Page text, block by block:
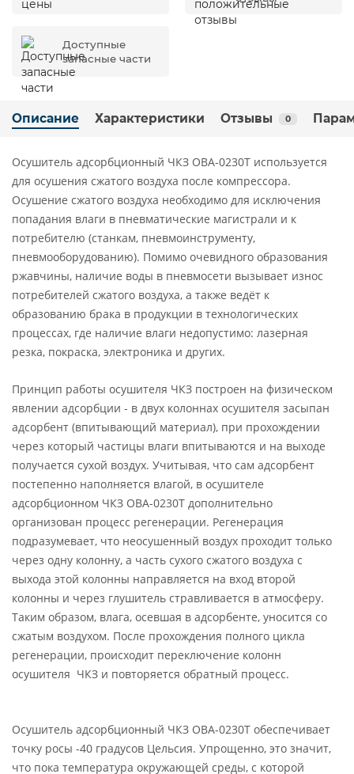
Доступные
запасные части
Описание Характеристики Отзывы 0
Осушитель адсорбционный ЧКЗ ОВА-0230Т используется
для осушения сжатого воздуха после компрессора.
Осушение сжатого воздуха необходимо для исключения
попадания влаги в пневматические магистрали и к
потребителю (станкам, пневмоинструменту,
пневмооборудованию). Помимо очевидного образования
ржавчины, наличие воды в пневмосети вызывает износ
потребителей сжатого воздуха, а также ведёт к
образованию брака в продукции в технологических
процессах, где наличие влаги недопустимо: лазерная
резка, покраска, электроника и других.
Принцип работы осушителя ЧКЗ построен на физическом
явлении адсорбции - в двух колоннах осушителя засыпан
адсорбент (впитывающий материал), при прохождении
через который частицы влаги впитываются и на выходе
получается сухой воздух. Учитывая, что сам адсорбент
постепенно наполняется влагой, в осушителе
адсорбционном ЧКЗ ОВА-0230Т дополнительно
организован процесс регенерации. Регенерация
подразумевает, что неосушенный воздух проходит только
через одну колонну, а часть сухого сжатого воздуха с
выхода этой колонны направляется на вход второй
колонны и через глушитель стравливается в атмосферу.
Таким образом, влага, осевшая в адсорбенте, уносится со
сжатым воздухом. После прохождения полного цикла
регенерации, происходит переключение колонн
осушителя ЧКЗ и повторяется обратный процесс.
Осушитель адсорбционный ЧКЗ ОВА-0230Т обеспечивает
точку росы -40 градусов Цельсия. Упрощенно, это значит,
что пока температура окружающей среды, с которой